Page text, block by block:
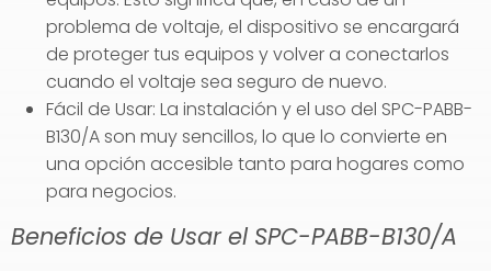
problema de voltaje, el dispositivo se encargará
de proteger tus equipos y volver a conectarlos
cuando el voltaje sea seguro de nuevo.
Fácil de Usar: La instalación y el uso del SPC-PABB-
B130/A son muy sencillos, lo que lo convierte en
una opción accesible tanto para hogares como
para negocios.
Beneficios de Usar el SPC-PABB-B130/A